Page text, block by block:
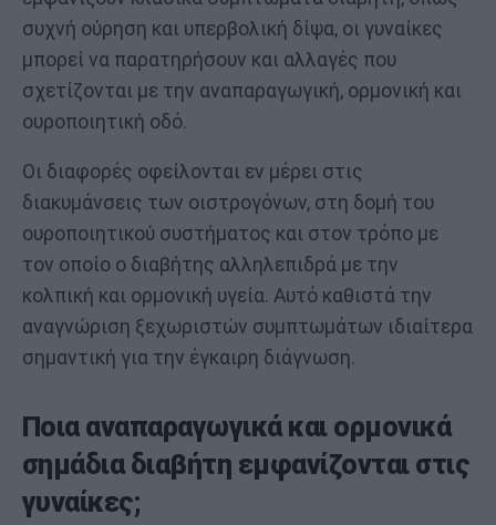
συχνή ούρηση και υπερβολική δίψα, οι γυναίκες
μπορεί να παρατηρήσουν και αλλαγές που
σχετίζονται με την αναπαραγωγική, ορμονική και
ουροποιητική οδό.
Οι διαφορές οφείλονται εν μέρει στις
διακυμάνσεις των οιστρογόνων, στη δομή του
ουροποιητικού συστήματος και στον τρόπο με
τον οποίο ο διαβήτης αλληλεπιδρά με την
κολπική και ορμονική υγεία. Αυτό καθιστά την
αναγνώριση ξεχωριστών συμπτωμάτων ιδιαίτερα
σημαντική για την έγκαιρη διάγνωση.
Ποια αναπαραγωγικά και ορμονικά
σημάδια διαβήτη εμφανίζονται στις
γυναίκες;